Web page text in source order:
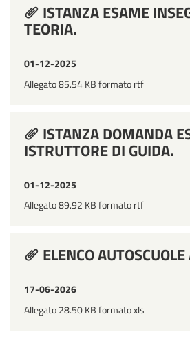
ISTANZA ESAME
TEORIA.
01-12-2025
Allegato 85.54 KB formato rtf
ISTANZA DOMANDA
ISTRUTTORE DI GUIDA.
01-12-2025
Allegato 89.92 KB formato rtf
ELENCO
17-06-2026
Allegato 28.50 KB formato xls